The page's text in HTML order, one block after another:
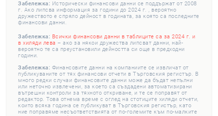
Забележка: Исторически финансови данни се поддържат от 2008
г. Ако липсва информация за години до 2024 г. , вероятно
дружеството е спряло дейност в годината, за която са последните
финансови данни.
Забележка: Всички финансови данни в таблиците са за 2024 г. и
в хиляди лева – ако за някои дружества липсват данни, най-
вероятно те са преустановили дейността си още в предходни
години.
Забележка: Финансовите данни на компаниите се извличат от
публикуваните от тях финансови отчети в Търговския регистър. В
много редки случаи финансовите данни може да бъдат непълни
или неточно извлечени, за което са създадени автоматизирани
вътрешни контроли за тяхното откриване, и те се поправят от
редактор. Това отнема време с оглед на стотиците хиляди отчети,
които всяка година се публикуват в Търговския регистър, като
ние поправяме несъответствията от по-големите към по-малките